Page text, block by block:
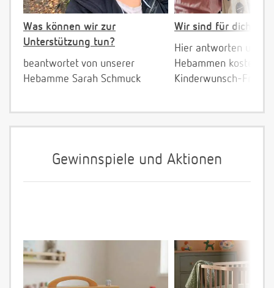
Was können wir zur
Unterstützung tun?
beantwortet von unserer
Hebamme Sarah Schmuck
Wir sind für dich da!
Hier antworten
Hebammen
Kinderwunsch-Fragen
Gewinnspiele und Aktionen